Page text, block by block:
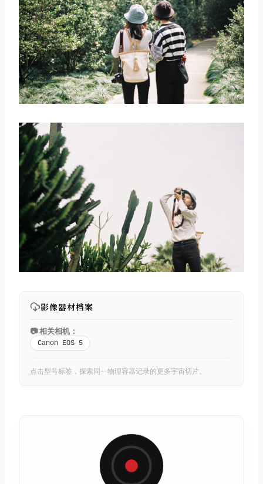
影像器材档案
📷 相关相机：
Canon EOS 5
点击型号标签，探索同一物理容器记录的更多宇宙切片。